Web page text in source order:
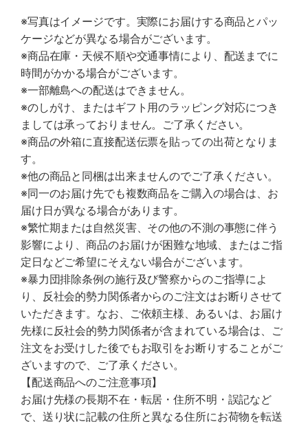
※写真はイメージです。実際にお届けする商品とパッ
ケージなどが異なる場合がございます。
※商品在庫・天候不順や交通事情により、配送までに
時間がかかる場合がございます。
※一部離島への配送はできません。
※のしがけ、またはギフト用のラッピング対応につき
ましては承っておりません。ご了承ください。
※商品の外箱に直接配送伝票を貼っての出荷となりま
す。
※他の商品と同梱は出来ませんのでご了承ください。
※同一のお届け先でも複数商品をご購入の場合は、お
届け日が異なる場合があります。
※繁忙期または自然災害、その他の不測の事態に伴う
影響により、商品のお届けが困難な地域、またはご指
定日などご希望にそえない場合がございます。
※暴力団排除条例の施行及び警察からのご指導によ
り、反社会的勢力関係者からのご注文はお断りさせて
いただきます。なお、ご依頼主様、あるいは、お届け
先様に反社会的勢力関係者が含まれている場合は、ご
注文をお受けした後でもお取引をお断りすることがご
ざいますので、ご了承ください。
【配送商品へのご注意事項】
お届け先様の長期不在・転居・住所不明・誤記など
で、送り状に記載の住所と異なる住所にお荷物を転送